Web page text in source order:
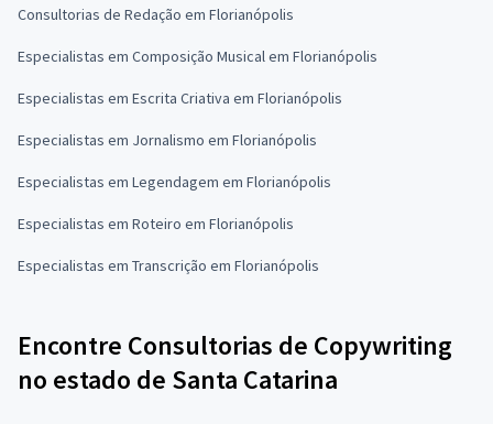
Consultorias de Redação em Florianópolis
Especialistas em Composição Musical em Florianópolis
Especialistas em Escrita Criativa em Florianópolis
Especialistas em Jornalismo em Florianópolis
Especialistas em Legendagem em Florianópolis
Especialistas em Roteiro em Florianópolis
Especialistas em Transcrição em Florianópolis
Encontre Consultorias de Copywriting
no estado de Santa Catarina